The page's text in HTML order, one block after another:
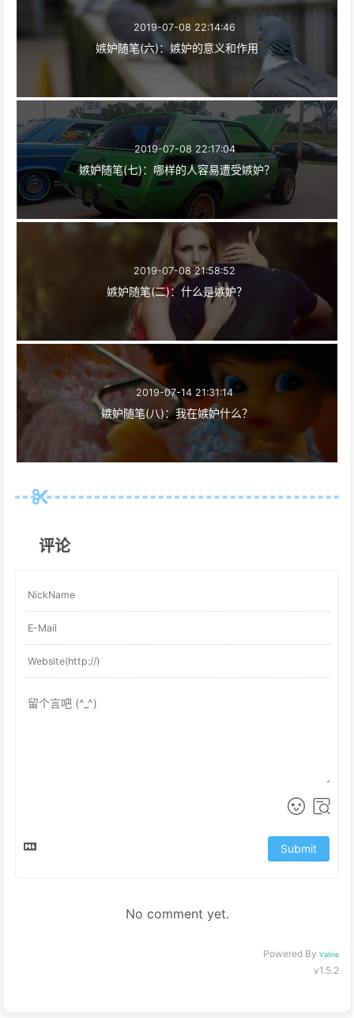
2019-07-08 22:14:46
嫉妒随笔(六)：嫉妒的意义和作用
2019-07-08 22:17:04
嫉妒随笔(七)：哪样的人容易遭受嫉妒？
2019-07-08 21:58:52
嫉妒随笔(二)：什么是嫉妒？
2019-07-14 21:31:14
嫉妒随笔(八)：我在嫉妒什么？
评论
Submit
No comment yet.
Powered By Valine
v1.5.2